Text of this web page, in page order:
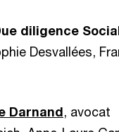
diligence
Desvallées,
Darnand, avocat